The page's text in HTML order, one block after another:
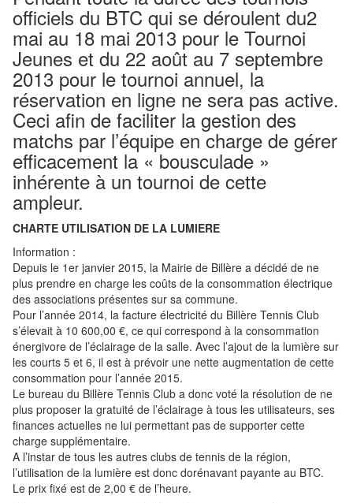
officiels du BTC qui se déroulent du2
mai au 18 mai 2013 pour le Tournoi
Jeunes et du 22 août au 7 septembre
2013 pour le tournoi annuel, la
réservation en ligne ne sera pas active.
Ceci afin de faciliter la gestion des
matchs par l’équipe en charge de gérer
efficacement la « bousculade »
inhérente à un tournoi de cette
ampleur.
CHARTE UTILISATION DE LA LUMIERE
Information :
Depuis le 1er janvier 2015, la Mairie de Billère a décidé de ne
plus prendre en charge les coûts de la consommation électrique
des associations présentes sur sa commune.
Pour l’année 2014, la facture électricité du Billère Tennis Club
s’élevait à 10 600,00 €, ce qui correspond à la consommation
énergivore de l’éclairage de la salle. Avec l’ajout de la lumière sur
les courts 5 et 6, il est à prévoir une nette augmentation de cette
consommation pour l’année 2015.
Le bureau du Billère Tennis Club a donc voté la résolution de ne
plus proposer la gratuité de l’éclairage à tous les utilisateurs, ses
finances actuelles ne lui permettant pas de supporter cette
charge supplémentaire.
A l’instar de tous les autres clubs de tennis de la région,
l’utilisation de la lumière est donc dorénavant payante au BTC.
Le prix fixé est de 2,00 € de l’heure.